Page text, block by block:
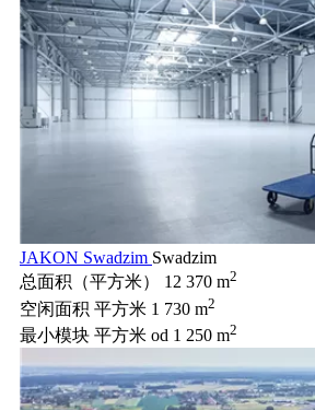
JAKON Swadzim Swadzim
总面积（平方米）
12 370 m2
空闲面积 平方米 1 730 m2
最小模块 平方米 od 1 250 m2